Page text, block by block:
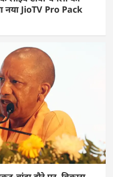
नया JioTV Pro Pack